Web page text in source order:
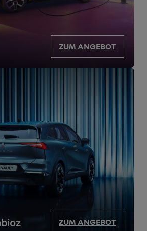
ZUM ANGEBOT
ZUM ANGEBOT